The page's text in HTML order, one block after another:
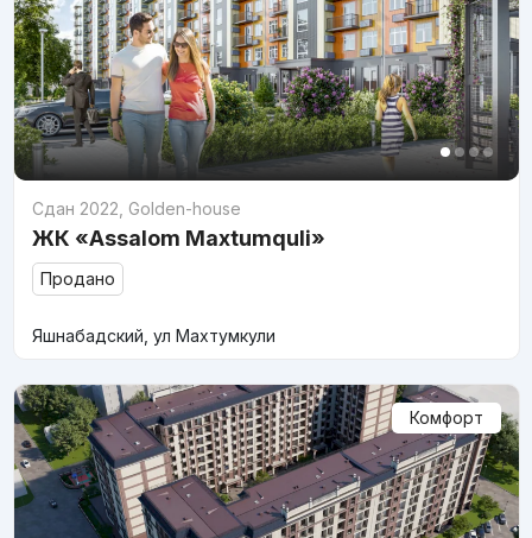
Сдан 2022 Golden-house
ЖК «Assalom Maxtumquli»
Продано
Яшнабадский, ул Махтумкули
Комфорт